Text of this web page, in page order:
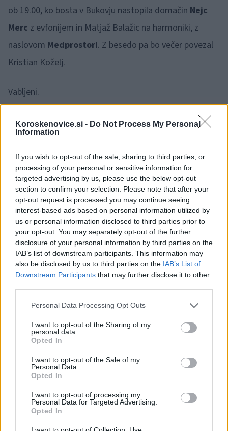
Koroskenovice.si - Do Not Process My Personal
Information
If you wish to opt-out of the sale, sharing to third parties, or
processing of your personal or sensitive information for
targeted advertising by us, please use the below opt-out
section to confirm your selection. Please note that after your
opt-out request is processed you may continue seeing
interest-based ads based on personal information utilized by
us or personal information disclosed to third parties prior to
your opt-out. You may separately opt-out of the further
disclosure of your personal information by third parties on the
IAB’s list of downstream participants. This information may
also be disclosed by us to third parties on the IAB’s List of
Downstream Participants that may further disclose it to other
Please note that this website/app uses one or more Google
not limited to your visit or usage behaviour. You may click to
grant or deny consent to Google and its third-party tags to
use your data for below specified purposes in below Google
consent section.
Personal Data Processing Opt Outs
I want to opt-out of the Sharing of my
personal data.
Opted In
I want to opt-out of the Sale of my
Personal Data.
Opted In
I want to opt-out of processing my
Personal Data for Targeted Advertising.
Opted In
ob 19.00, ko bosta v Bukovju nastopila domačin Nejc
Merc z evfonijem in Matjaž Balažic na harmoniki, z
naslovom Medprostori. Z besedo pa bo večer povezal
Kristian Koželj.
Vabljeni.
Vir: Robert Preglau, JSKD OI Dravograd
Opozorilo:Po 297. členu Kazenskega zakonika je
posameznik kazensko odgovoren za javno spodbujanje
sovraštva, nasilja ali nestrpnosti. Komentarji z žaljivimi,
rasističnimi, diskriminatornimi ali nezakonitimi vsebinami bodo
odstranjeni. Pravila komentiranja →
Failed to fetch
Dravograd
Kategorije: Glasba
Ključne besede: dvorec bukovje
Jesenske serenade